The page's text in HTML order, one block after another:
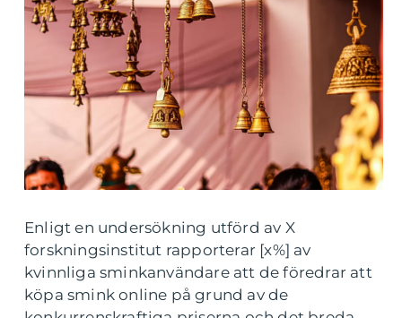
Enligt en undersökning utförd av X
forskningsinstitut rapporterar [x%] av
kvinnliga sminkanvändare att de föredrar att
köpa smink online på grund av de